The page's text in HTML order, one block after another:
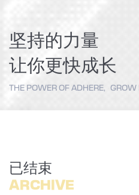
坚持的力量
让你更快成长
THE POWER OF ADHERE, GROW
已结束
ARCHIVE